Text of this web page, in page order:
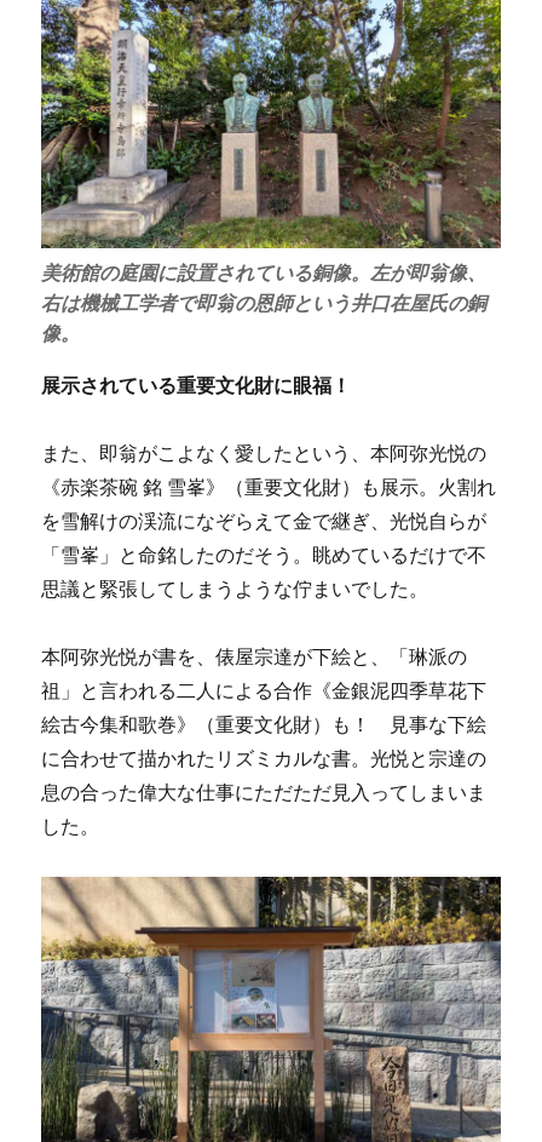
美術館の庭園に設置されている銅像。左が即翁像、
右は機械工学者で即翁の恩師という井口在屋氏の銅
像。
展示されている重要文化財に眼福！
また、即翁がこよなく愛したという、本阿弥光悦の
《赤楽茶碗 銘 雪峯》（重要文化財）も展示。火割れ
を雪解けの渓流になぞらえて金で継ぎ、光悦自らが
「雪峯」と命銘したのだそう。眺めているだけで不
思議と緊張してしまうような佇まいでした。
本阿弥光悦が書を、俵屋宗達が下絵と、「琳派の
祖」と言われる二人による合作《金銀泥四季草花下
絵古今集和歌巻》（重要文化財）も！ 見事な下絵
に合わせて描かれたリズミカルな書。光悦と宗達の
息の合った偉大な仕事にただただ見入ってしまいま
した。